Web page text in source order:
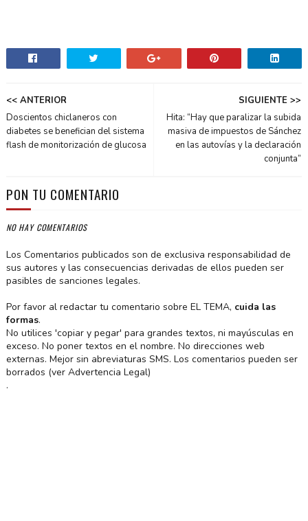
SIGUIENTE >>
Hita: “Hay que paralizar la subida
masiva de impuestos de Sánchez
en las autovías y la declaración
conjunta”
<< ANTERIOR
Doscientos chiclaneros con
diabetes se benefician del sistema
flash de monitorización de glucosa
PON TU COMENTARIO
NO HAY COMENTARIOS
Los Comentarios publicados son de exclusiva responsabilidad de
sus autores y las consecuencias derivadas de ellos pueden ser
pasibles de sanciones legales.
Por favor al redactar tu comentario sobre EL TEMA, cuida las
formas.
No utilices 'copiar y pegar' para grandes textos, ni mayúsculas en
exceso. No poner textos en el nombre. No direcciones web
externas. Mejor sin abreviaturas SMS. Los comentarios pueden ser
borrados (ver Advertencia Legal)
.